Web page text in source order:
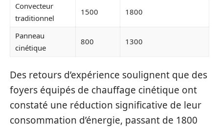
Convecteur
traditionnel
1500 1800
Panneau
cinétique
800 1300
Des retours d’expérience soulignent que des
foyers équipés de chauffage cinétique ont
constaté une réduction significative de leur
consommation d’énergie, passant de 1800